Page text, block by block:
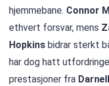
hjemmebane. Connor
ethvert forsvar, mens
Hopkins bidrar sterkt
har dog hatt
prestasjoner fra